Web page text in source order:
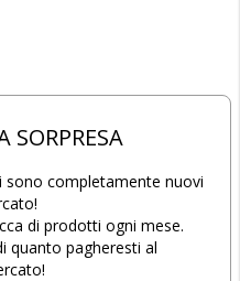
SORPRESA
completamente nuovi
di prodotti ogni mese.
quanto pagheresti al